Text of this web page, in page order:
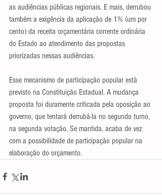
as audiências públicas regionais. E mais, derrubou
também a exigência da aplicação de 1% (um por
cento) da receita orçamentária corrente ordinária
do Estado ao atendimento das propostas
priorizadas nessas audiências.
Esse mecanismo de participação popular está
previsto na Constituição Estadual. A mudança
proposta foi duramente criticada pela oposição ao
governo, que tentará derrubá-la no segundo turno,
na segunda votação. Se mantida, acaba de vez
com a possibilidade de participação popular na
elaboração do orçamento.